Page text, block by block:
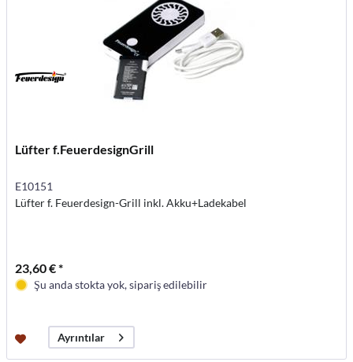
Lüfter f.FeuerdesignGrill
E10151
Lüfter f. Feuerdesign-Grill inkl. Akku+Ladekabel
23,60 € *
Şu anda stokta yok, sipariş edilebilir
Ayrıntılar